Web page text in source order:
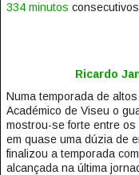
334 minutos
Ricardo
Numa temporada de
Académico de Viseu o
mostrou-se forte entre
em quase uma dúzia de
finalizou a temporada
alcançada na última